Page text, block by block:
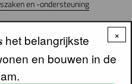
en -ondersteuning
×
het belangrijkste
en bouwen in de